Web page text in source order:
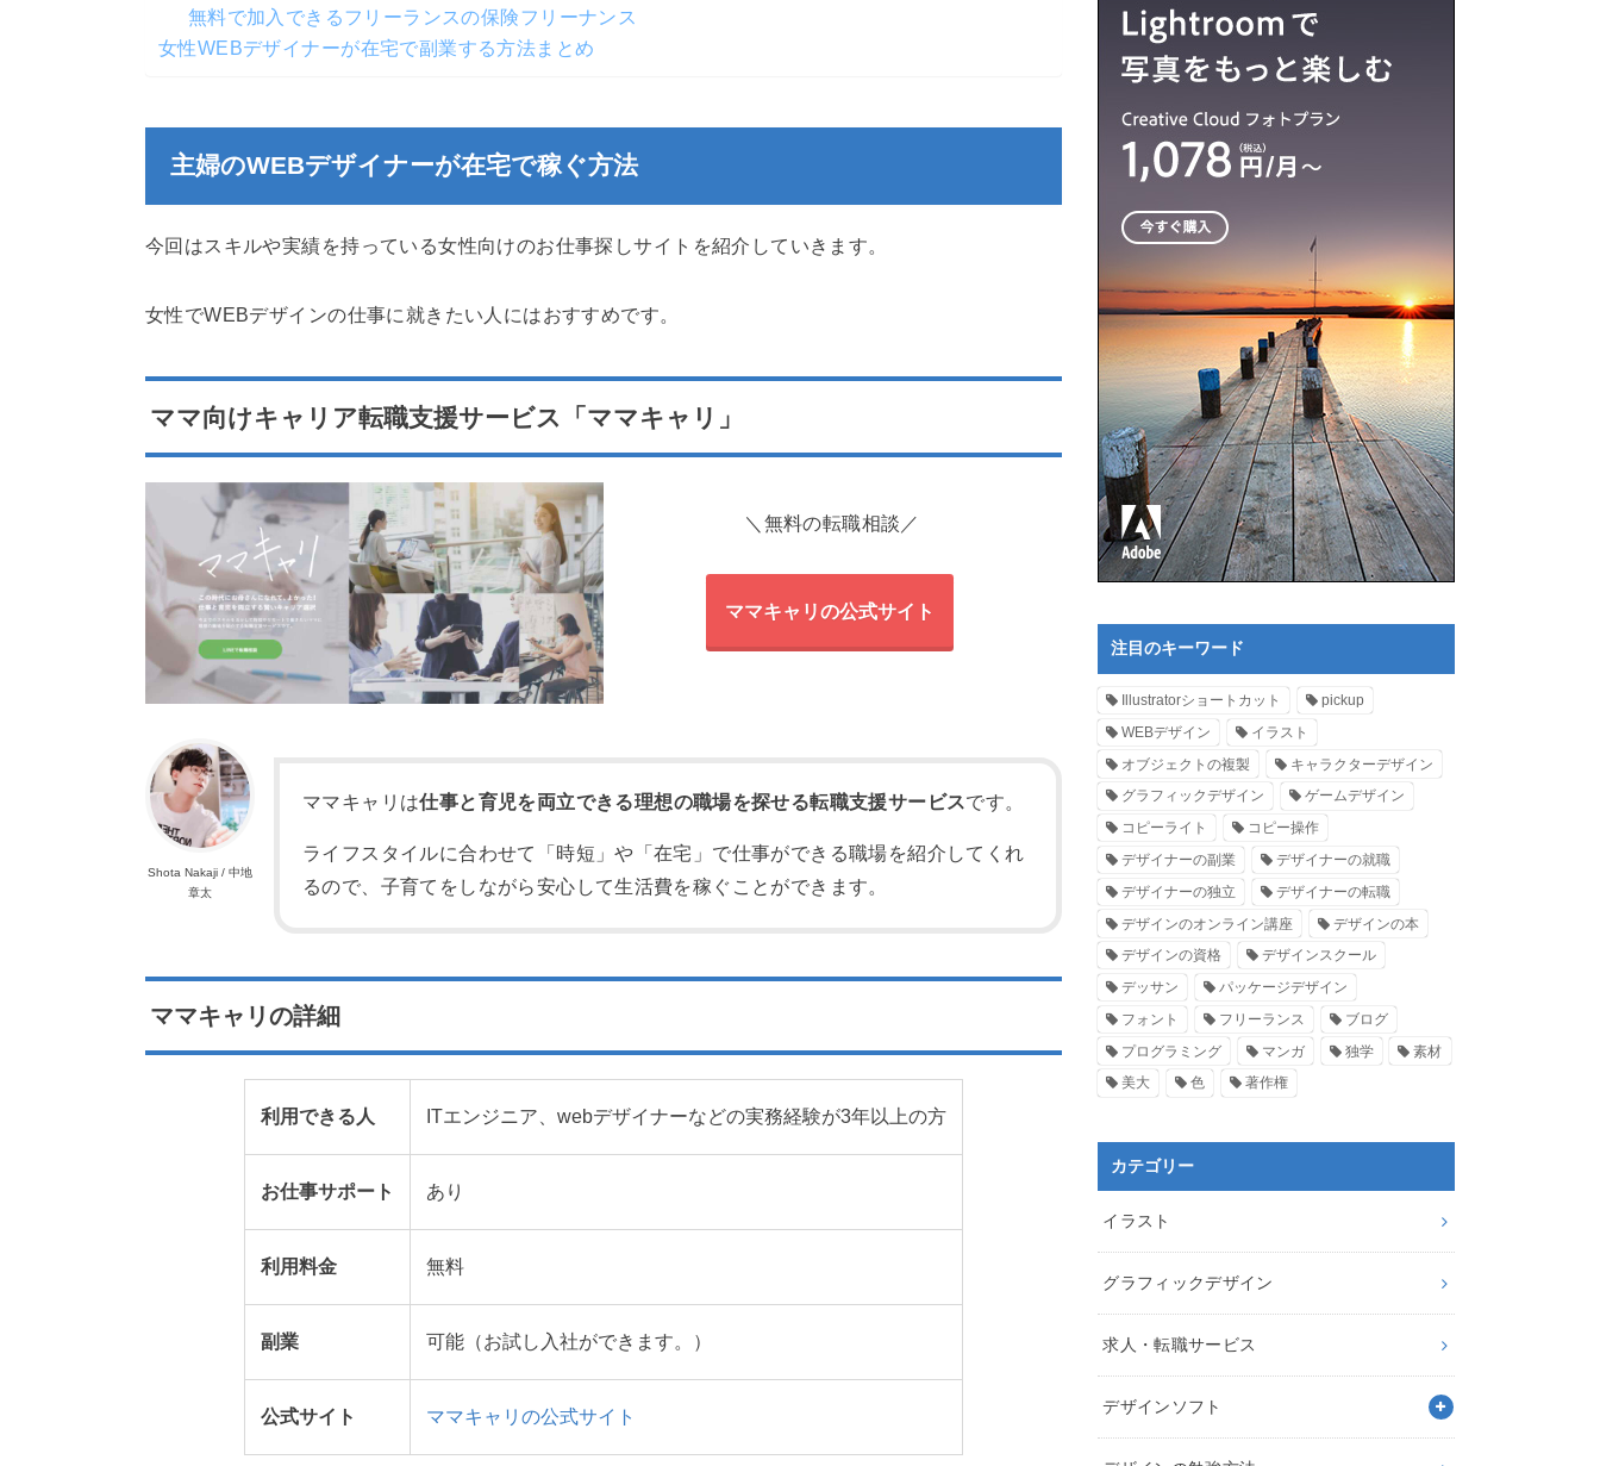
無料で加入できるフリーランスの保険フリーナンス
女性WEBデザイナーが在宅で副業する方法まとめ
主婦のWEBデザイナーが在宅で稼ぐ方法
今回はスキルや実績を持っている女性向けのお仕事探しサイトを紹介していきます。
女性でWEBデザインの仕事に就きたい人にはおすすめです。
ママ向けキャリア転職支援サービス「ママキャリ」
＼無料の転職相談／
ママキャリの公式サイト
Shota Nakaji / 中地
章太
ママキャリは仕事と育児を両立できる理想の職場を探せる転職支援サービスです。
ライフスタイルに合わせて「時短」や「在宅」で仕事ができる職場を紹介してくれ
るので、子育てをしながら安心して生活費を稼ぐことができます。
ママキャリの詳細
利用できる人 ITエンジニア、webデザイナーなどの実務経験が3年以上の方
お仕事サポート あり
利用料金 無料
副業 可能（お試し入社ができます。）
公式サイト ママキャリの公式サイト
注目のキーワード
Illustratorショートカット
pickup
WEBデザイン
イラスト
オブジェクトの複製
キャラクターデザイン
グラフィックデザイン
ゲームデザイン
コピーライト
コピー操作
デザイナーの副業
デザイナーの就職
デザイナーの独立
デザイナーの転職
デザインのオンライン講座
デザインの本
デザインの資格
デザインスクール
デッサン
パッケージデザイン
フォント
フリーランス
ブログ
プログラミング
マンガ 独学
素材
美大
色 著作権
カテゴリー
イラスト
グラフィックデザイン
求人・転職サービス
デザインソフト